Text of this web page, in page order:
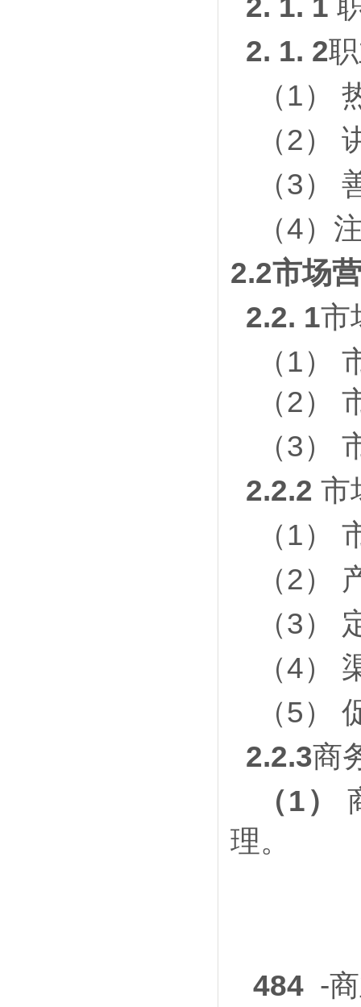
2. 1. 2
（1）
（2）
（3）
（4）
2.2市场
2.2. 1市
（1）
（2）
（3）
2.2.2 市
（1）
（2）
（3）
（4）
（5）
2.2.3商
（1）
理。
484 -